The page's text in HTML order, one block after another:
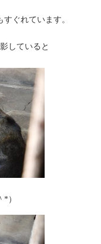
ぐれています。
していると
）